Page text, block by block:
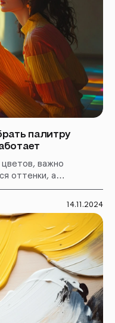
палитру
важно
оттенки, а
всё очень
интерфейсы
вслепую?
14.11.2024